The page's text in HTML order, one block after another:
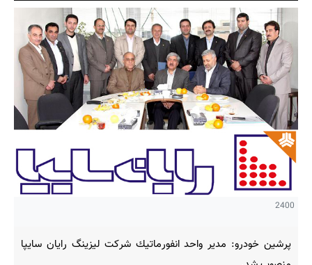
2400
پرشین خودرو: مدیر واحد انفورماتیك شركت لیزینگ رایان سایپا